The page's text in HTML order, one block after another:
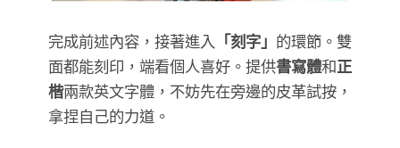
完成前述內容，接著進入 「刻字」 的環節。雙
面都能刻印，端看個人喜好。提供書寫體和正
楷兩款英文字體，不妨先在旁邊的皮革試按，
拿捏自己的力道。